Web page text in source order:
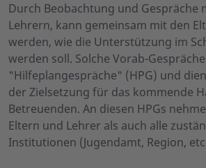
Durch Beobachtung und Gespräche
Lehrern, kann gemeinsam mit den
werden, wie die Unterstützung im
werden soll. Solche Vorab-
"Hilfeplangespräche" (HPG) und
der Zielsetzung für das kommende
Betreuenden. An diesen HPGs
Eltern und Lehrer als auch alle
Institutionen (Jugendamt, Region,